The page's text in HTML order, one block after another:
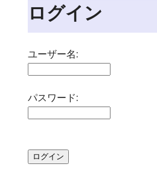
ログイン
ユーザー名:
パスワード: